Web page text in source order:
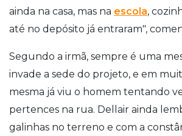
ainda na casa, mas na escola,
até no depósito já entraram",
Segundo a irmã, sempre é uma
invade a sede do projeto, e em
mesma já viu o homem tentando
pertences na rua. Dellair ainda
galinhas no terreno e com a